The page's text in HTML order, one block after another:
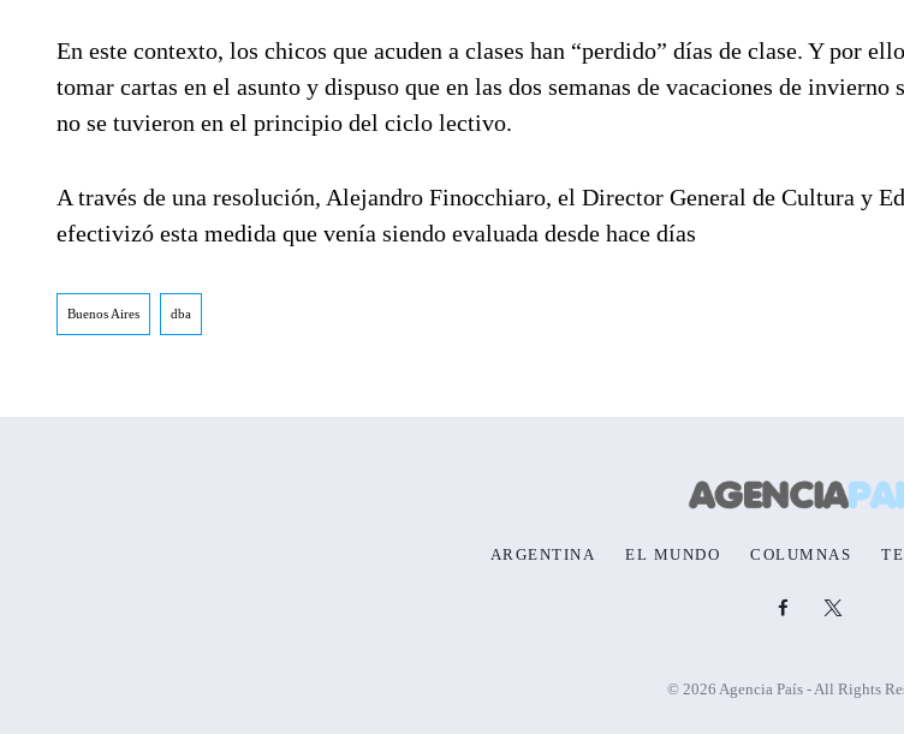
En este contexto, los chicos que acuden a clases han “perdido” días de clase. Y por
tomar cartas en el asunto y dispuso que en las dos semanas de vacaciones de invierno
no se tuvieron en el principio del ciclo lectivo.
A través de una resolución, Alejandro Finocchiaro, el Director General de Cultura y
efectivizó esta medida que venía siendo evaluada desde hace días
Buenos Aires dba
ARGENTINA EL MUNDO COLUMNAS
© 2026 Agencia País - All Rights